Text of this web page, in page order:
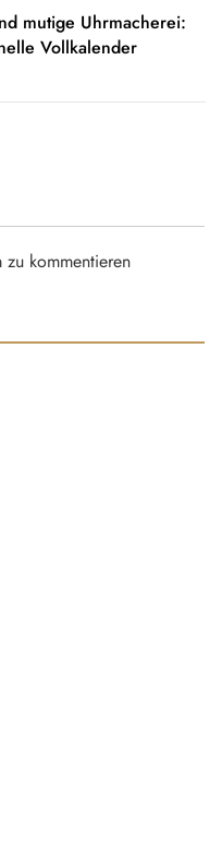
mutige Uhrmacherei:
Vollkalender
kommentieren